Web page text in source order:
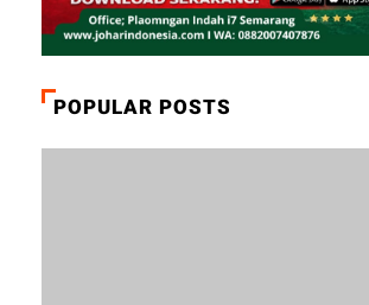
POPULAR POSTS